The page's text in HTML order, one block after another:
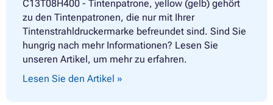
C13T08H400 - Tintenpatrone, yellow (gelb) gehört
zu den Tintenpatronen, die nur mit Ihrer
Tintenstrahldruckermarke befreundet sind. Sind Sie
hungrig nach mehr Informationen? Lesen Sie
unseren Artikel, um mehr zu erfahren.
Lesen Sie den Artikel »